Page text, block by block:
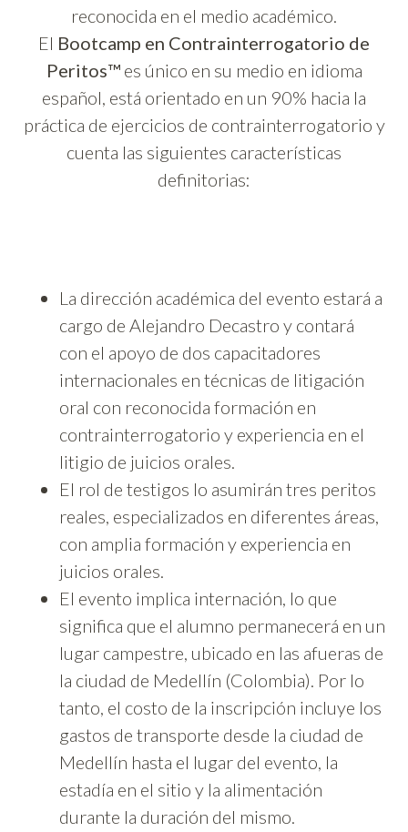
reconocida en el medio académico.
El Bootcamp en Contrainterrogatorio de
Peritos™es único en su medio en idioma
español, está orientado en un 90% hacia la
práctica de ejercicios de contrainterrogatorio y
cuenta las siguientes características
definitorias:
La dirección académica del evento estará a
cargo de Alejandro Decastro y contará
con el apoyo de dos capacitadores
internacionales en técnicas de litigación
oral con reconocida formación en
contrainterrogatorio y experiencia en el
litigio de juicios orales.
El rol de testigos lo asumirán tres peritos
reales, especializados en diferentes áreas,
con amplia formación y experiencia en
juicios orales.
El evento implica internación, lo que
significa que el alumno permanecerá en un
lugar campestre, ubicado en las afueras de
la ciudad de Medellín (Colombia). Por lo
tanto, el costo de la inscripción incluye los
gastos de transporte desde la ciudad de
Medellín hasta el lugar del evento, la
estadía en el sitio y la alimentación
durante la duración del mismo.